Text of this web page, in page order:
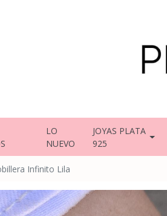
LO
NUEVO
JOYAS PLATA
925
Infinito Lila